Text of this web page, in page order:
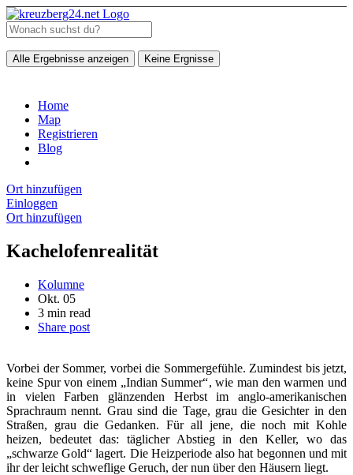
Alle Ergebnisse anzeigen Keine Ergnisse
Home
Map
Registrieren
Blog
Ort hinzufügen
Einloggen
Ort hinzufügen
Kachelofenrealität
Kolumne
Okt. 05
3 min read
Share post
Vorbei der Sommer, vorbei die Sommergefühle. Zumindest bis jetzt,
keine Spur von einem „Indian Summer“, wie man den warmen und
in vielen Farben glänzenden Herbst im anglo-amerikanischen
Sprachraum nennt. Grau sind die Tage, grau die Gesichter in den
Straßen, grau die Gedanken. Für all jene, die noch mit Kohle
heizen, bedeutet das: täglicher Abstieg in den Keller, wo das
„schwarze Gold“ lagert. Die Heizperiode also hat begonnen und mit
ihr der leicht schweflige Geruch, der nun über den Häusern liegt.